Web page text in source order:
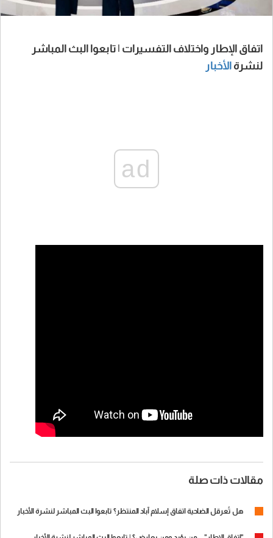
اتفاق الإطار واختلاف التفسيرات | تابعوا البث المباشر
لنشرة الأخبار
ad
مقالات ذات صلة
هل تُعرقل الضاحية اتفاق إسلام آباد المنتظر؟ تابعوا البث المباشر لنشرة الأخبار